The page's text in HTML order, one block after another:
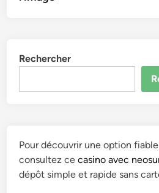
Rechercher
Pour découvrir une option
consultez cecasino avec
dépôt simple et rapide sans